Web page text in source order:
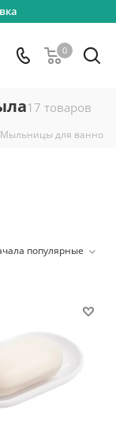
0
17 товаров
Мыльницы для ванной
популярные